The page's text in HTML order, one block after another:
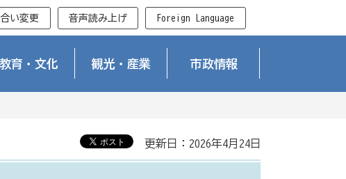
い変更 音声読み上げ Foreign Language
教育・文化 観光・産業 市政情報
更新日：2026年4月24日